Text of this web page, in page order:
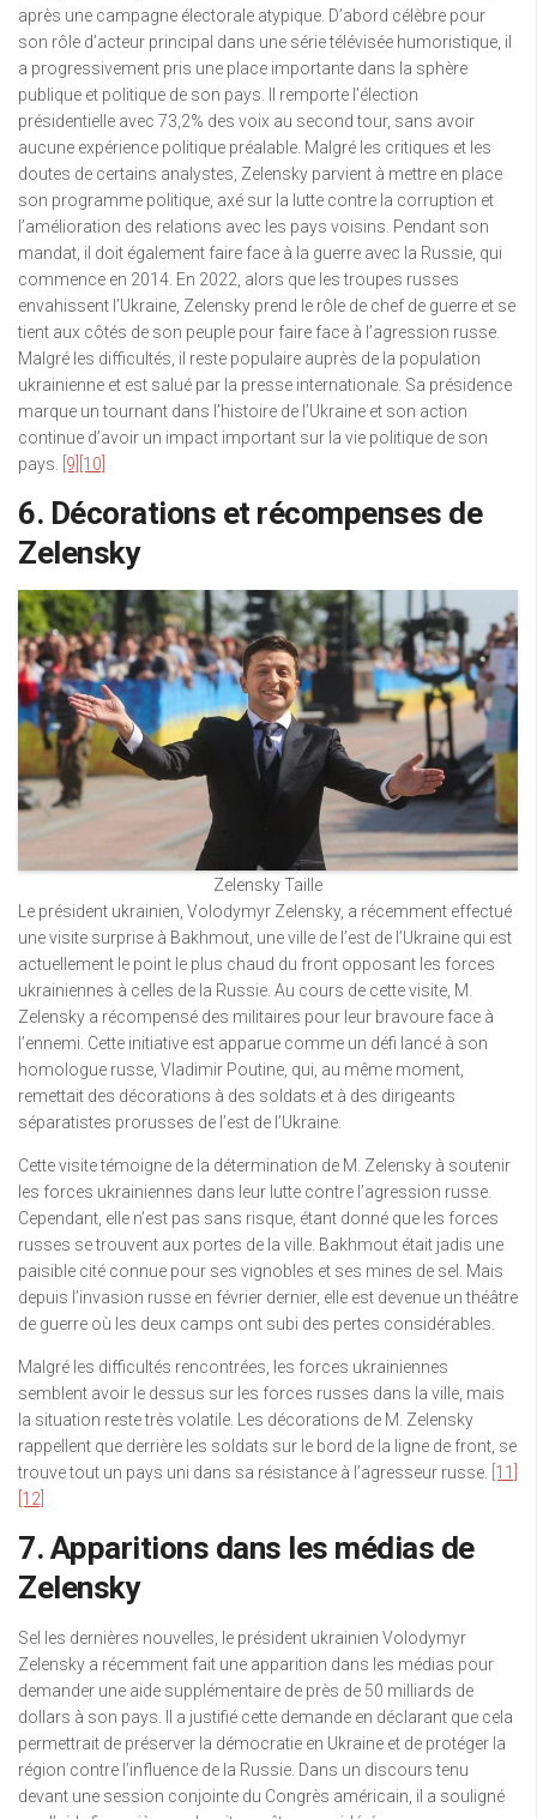
après une campagne électorale atypique. D’abord célèbre pour
son rôle d’acteur principal dans une série télévisée humoristique, il
a progressivement pris une place importante dans la sphère
publique et politique de son pays. Il remporte l’élection
présidentielle avec 73,2% des voix au second tour, sans avoir
aucune expérience politique préalable. Malgré les critiques et les
doutes de certains analystes, Zelensky parvient à mettre en place
son programme politique, axé sur la lutte contre la corruption et
l’amélioration des relations avec les pays voisins. Pendant son
mandat, il doit également faire face à la guerre avec la Russie, qui
commence en 2014. En 2022, alors que les troupes russes
envahissent l’Ukraine, Zelensky prend le rôle de chef de guerre et se
tient aux côtés de son peuple pour faire face à l’agression russe.
Malgré les difficultés, il reste populaire auprès de la population
ukrainienne et est salué par la presse internationale. Sa présidence
marque un tournant dans l’histoire de l’Ukraine et son action
continue d’avoir un impact important sur la vie politique de son
pays.
[9] [10]
6. Décorations et récompenses de
Zelensky
Zelensky Taille
Le président ukrainien, Volodymyr Zelensky, a récemment effectué
une visite surprise à Bakhmout, une ville de l’est de l’Ukraine qui est
actuellement le point le plus chaud du front opposant les forces
ukrainiennes à celles de la Russie. Au cours de cette visite, M.
Zelensky a récompensé des militaires pour leur bravoure face à
l’ennemi. Cette initiative est apparue comme un défi lancé à son
homologue russe, Vladimir Poutine, qui, au même moment,
remettait des décorations à des soldats et à des dirigeants
séparatistes prorusses de l’est de l’Ukraine.
Cette visite témoigne de la détermination de M. Zelensky à soutenir
les forces ukrainiennes dans leur lutte contre l’agression russe.
Cependant, elle n’est pas sans risque, étant donné que les forces
russes se trouvent aux portes de la ville. Bakhmout était jadis une
paisible cité connue pour ses vignobles et ses mines de sel. Mais
depuis l’invasion russe en février dernier, elle est devenue un théâtre
de guerre où les deux camps ont subi des pertes considérables.
Malgré les difficultés rencontrées, les forces ukrainiennes
semblent avoir le dessus sur les forces russes dans la ville, mais
la situation reste très volatile. Les décorations de M. Zelensky
rappellent que derrière les soldats sur le bord de la ligne de front, se
trouve tout un pays uni dans sa résistance à l’agresseur russe.
[11]
[12]
7. Apparitions dans les médias de
Zelensky
Sel les dernières nouvelles, le président ukrainien Volodymyr
Zelensky a récemment fait une apparition dans les médias pour
demander une aide supplémentaire de près de 50 milliards de
dollars à son pays. Il a justifié cette demande en déclarant que cela
permettrait de préserver la démocratie en Ukraine et de protéger la
région contre l’influence de la Russie. Dans un discours tenu
devant une session conjointe du Congrès américain, il a souligné